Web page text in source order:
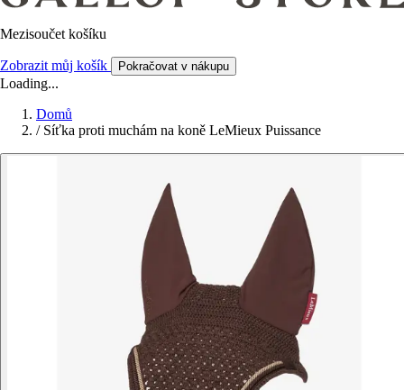
Mezisoučet košíku
Zobrazit můj košík Pokračovat v nákupu
Loading...
Domů
/ Síťka proti muchám na koně LeMieux Puissance